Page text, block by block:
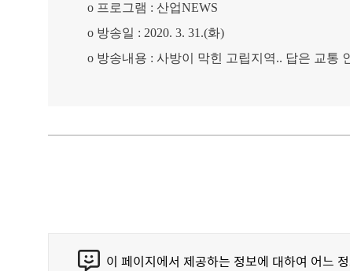
o 프로그램 : 산업NEWS
o 방송일 : 2020. 3. 31.(화)
o 방송내용 : 사방이 막힌 고립지역.. 답은 교통
이 페이지에서 제공하는 정보에 대하여 어느